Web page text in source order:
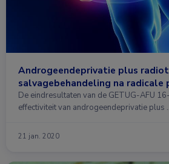
Androgeendeprivatie plus
salvagebehandeling na
De eindresultaten van de GETUG-AFU
effectiviteit van androgeendeprivatie plus
21 jan. 2020